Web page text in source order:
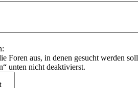
Foren aus, in denen gesucht werden
unten nicht deaktivierst.